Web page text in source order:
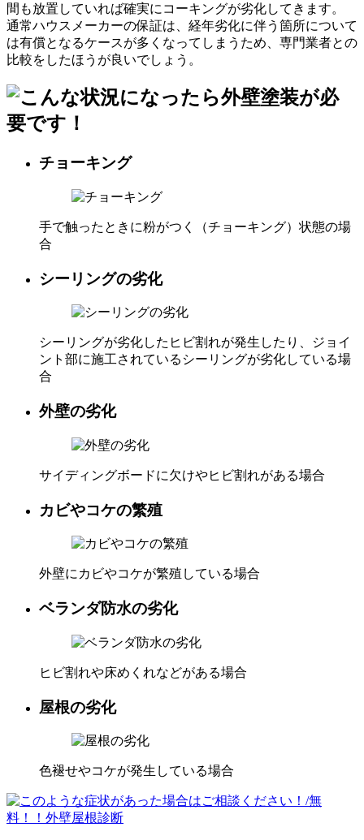
間も放置していれば確実にコーキングが劣化してきます。
通常ハウスメーカーの保証は、 経年劣化に伴う箇所について
は有償となるケースが多くなってしまう ため、専門業者との
比較をしたほうが良いでしょう。
チョーキング
手で触ったときに粉がつく（チョーキング）状態の場
合
シーリングの劣化
シーリングが劣化したヒビ割れが発生したり、ジョイ
ント部に施工されているシーリングが劣化している場
合
外壁の劣化
サイディングボードに欠けやヒビ割れがある場合
カビやコケの繁殖
外壁にカビやコケが繁殖している場合
ベランダ防水の劣化
ヒビ割れや床めくれなどがある場合
屋根の劣化
色褪せやコケが発生している場合